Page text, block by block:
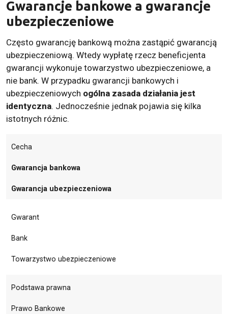
Gwarancje bankowe a gwarancje
ubezpieczeniowe
Często gwarancję bankową można zastąpić gwarancją
ubezpieczeniową. Wtedy wypłatę rzecz beneficjenta
gwarancji wykonuje towarzystwo ubezpieczeniowe, a
nie bank. W przypadku gwarancji bankowych i
ubezpieczeniowych ogólna zasada działania jest
identyczna. Jednocześnie jednak pojawia się kilka
istotnych różnic.
Cecha
Gwarancja bankowa
Gwarancja ubezpieczeniowa
Gwarant
Bank
Towarzystwo ubezpieczeniowe
Podstawa prawna
Prawo Bankowe